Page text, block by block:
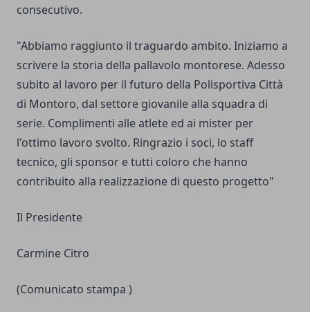
consecutivo.
"Abbiamo raggiunto il traguardo ambito. Iniziamo a
scrivere la storia della pallavolo montorese. Adesso
subito al lavoro per il futuro della Polisportiva Città
di Montoro, dal settore giovanile alla squadra di
serie. Complimenti alle atlete ed ai mister per
l'ottimo lavoro svolto. Ringrazio i soci, lo staff
tecnico, gli sponsor e tutti coloro che hanno
contribuito alla realizzazione di questo progetto"
Il Presidente
Carmine Citro
(Comunicato stampa )